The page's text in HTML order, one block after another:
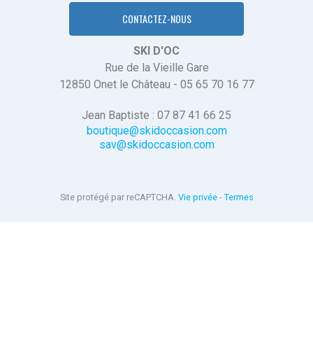
CONTACTEZ-NOUS
SKI D'OC
Rue de la Vieille Gare
12850 Onet le Château - 05 65 70 16 77
Jean Baptiste : 07 87 41 66 25
boutique@skidoccasion.com
sav@skidoccasion.com
Site protégé par reCAPTCHA. Vie privée- Termes